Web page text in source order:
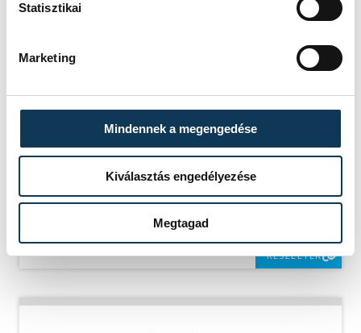
Statisztikai
Marketing
Mindennek a megengedése
Kiválasztás engedélyezése
Megtagad
EREDMÉNY
RÉSZLETEK
SOROZAT FÉRFI KÉZILABDA NB I,
DÖNTŐ, 2025/26
VENDÉG
OTP BANK-PICK SZEGED
IDŐPONT
2026. MÁJUS 29. 19:00
38-36
RÉSZLETEK